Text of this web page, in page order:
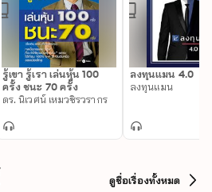
รู้เขา รู้เรา เล่นหุ้น 100
ครั้ง ชนะ 70 ครั้ง
ดร. นิเวศน์ เหมวชิรวรากร
ลงทุนแมน 4.0
ลงทุนแมน
ดูชื่อเรื่องทั้งหมด